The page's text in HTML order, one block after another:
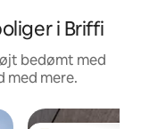
i Briffi
bedømt med
med mere.